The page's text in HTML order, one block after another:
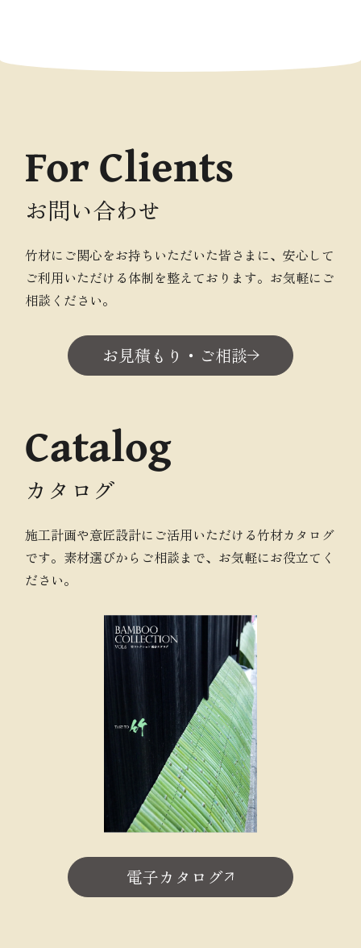
For Clients
お問い合わせ
竹材にご関心をお持ちいただいた皆さまに、安心して
ご利用いただける体制を整えております。お気軽にご
相談ください。
お見積もり・ご相談
Catalog
カタログ
施工計画や意匠設計にご活用いただける竹材カタログ
です。素材選びからご相談まで、お気軽にお役立てく
ださい。
電子カタログ